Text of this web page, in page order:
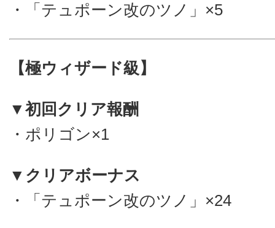
・「テュポーン改のツノ」×5
【極ウィザード級】
▼初回クリア報酬
・ポリゴン×1
▼クリアボーナス
・「テュポーン改のツノ」×24